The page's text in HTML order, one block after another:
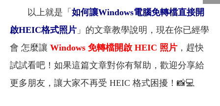
以上就是「 如何讓Windows電腦免轉檔直接開
啟HEIC格式照片 」的文章教學說明，現在你已經學
會 怎麼讓 Windows 免轉檔開啟 HEIC 照片 ，趕快
試試看吧！如果這篇文章對你有幫助，歡迎分享給
更多朋友，讓大家不再受 HEIC 格式困擾！📸💻